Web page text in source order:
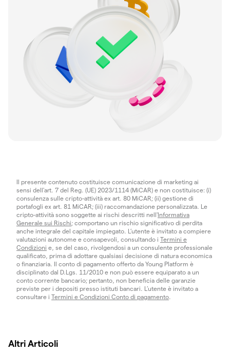
Il presente contenuto costituisce comunicazione di marketing ai
sensi dell'art. 7 del Reg. (UE) 2023/1114 (MiCAR) e non costituisce: (i)
consulenza sulle cripto-attività ex art. 80 MiCAR; (ii) gestione di
portafogli ex art. 81 MiCAR; (iii) raccomandazione personalizzata. Le
cripto-attività sono soggette ai rischi descritti nell'Informativa
Generale sui Rischi; comportano un rischio significativo di perdita
anche integrale del capitale impiegato. L’utente è invitato a compiere
valutazioni autonome e consapevoli, consultando i Termini e
Condizioni e, se del caso, rivolgendosi a un consulente professionale
qualificato, prima di adottare qualsiasi decisione di natura economica
o finanziaria. Il conto di pagamento offerto da Young Platform è
disciplinato dal D.Lgs. 11/2010 e non può essere equiparato a un
conto corrente bancario; pertanto, non beneficia delle garanzie
previste per i depositi presso istituti bancari. L’utente è invitato a
consultare i Termini e Condizioni Conto di pagamento.
Altri Articoli